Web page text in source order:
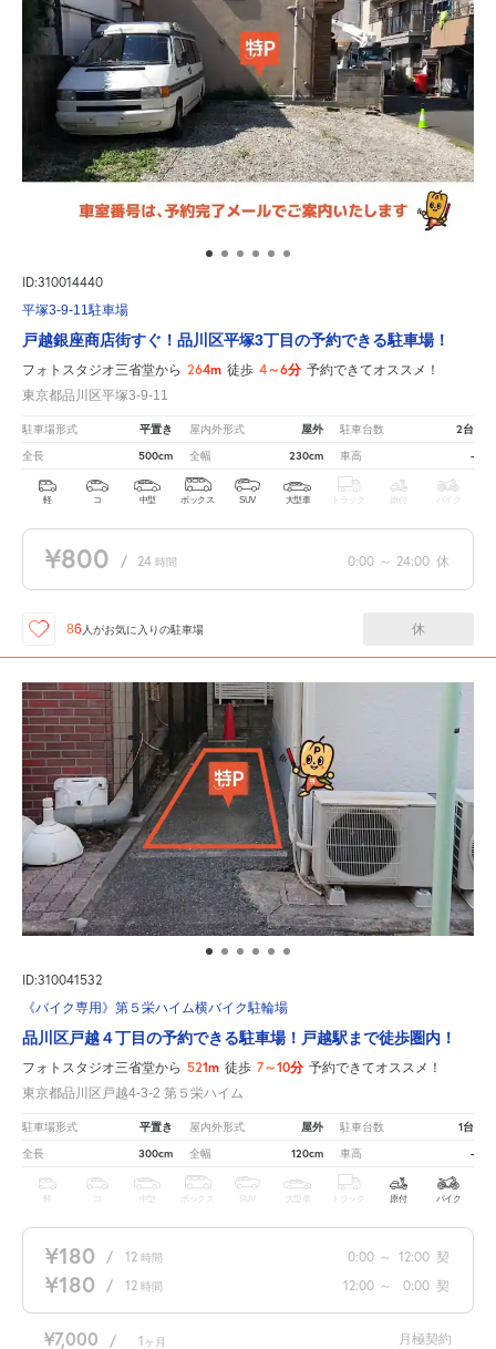
ID:310014440
平塚3-9-11駐車場
戸越銀座商店街すぐ！品川区平塚3丁目の予約できる駐車場！
フォトスタジオ三省堂から 264m 徒歩 4～6分 予約できてオススメ！
東京都品川区平塚3-9-11
駐車場形式 平置き 屋内外形式 屋外 駐車台数 2台
全長 500cm 全幅 230cm 車高 -
軽 コ 中型 ボックス SUV 大型車 トラック 原付 バイク
¥800 / 24 時間 0:00 ～ 24:00 休
86 人がお気に入りの駐車場 休
ID:310041532
《バイク専用》第５栄ハイム横バイク駐輪場
品川区戸越４丁目の予約できる駐車場！戸越駅まで徒歩圏内！
フォトスタジオ三省堂から 521m 徒歩 7～10分 予約できてオススメ！
東京都品川区戸越4-3-2 第５栄ハイム
駐車場形式 平置き 屋内外形式 屋外 駐車台数 1台
全長 300cm 全幅 120cm 車高 -
中型 ボックス SUV 大型車 トラック 原付 バイク
¥180 / 12 時間 0:00 ～ 12:00 契
¥180 / 12 時間 12:00 ～ 0:00 契
¥7,000 / 1 ヶ月 月極契約